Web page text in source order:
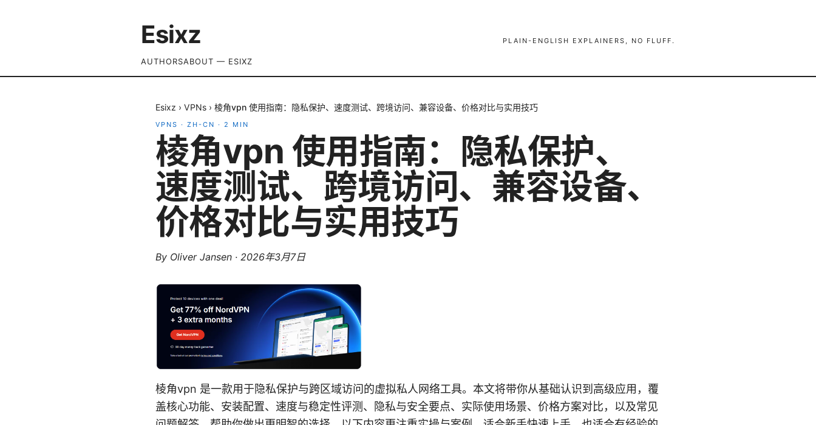
Esixz PLAIN-ENGLISH EXPLAINERS, NO FLUFF.
AUTHORSABOUT — ESIXZ
Esixz › VPNs › 棱角vpn 使用指南：隐私保护、速度测试、跨境访问、兼容设备、价格对比与实用技巧
VPNS · ZH-CN · 2 MIN
棱角vpn 使用指南：隐私保护、
速度测试、跨境访问、兼容设备、
价格对比与实用技巧
By Oliver Jansen · 2026年3月7日
棱角vpn 是一款用于隐私保护与跨区域访问的虚拟私人网络工具。本文将带你从基础认识到高级应用，覆
盖核心功能、安装配置、速度与稳定性评测、隐私与安全要点、实际使用场景、价格方案对比，以及常见